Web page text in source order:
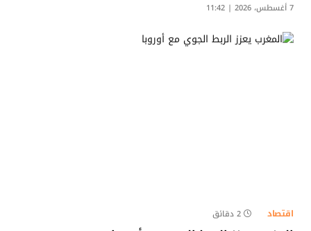
7 أغسطس، 2026 | 11:42
اقتصاد 2 دقائق